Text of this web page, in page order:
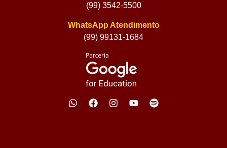
(99) 3542-5500
WhatsApp Atendimento
(99) 99131-1684